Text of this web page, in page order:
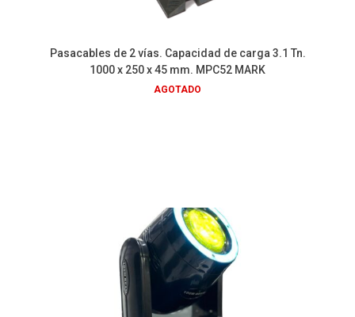
Pasacables de 2 vías. Capacidad de carga 3.1 Tn.
1000 x 250 x 45 mm. MPC52 MARK
AGOTADO